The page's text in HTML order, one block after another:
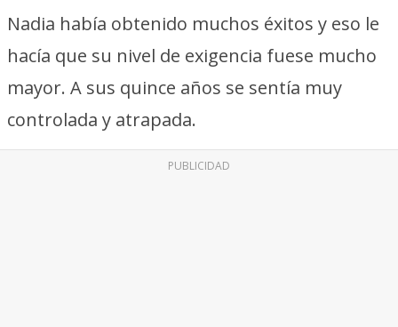
Nadia había obtenido muchos éxitos y eso le
hacía que su nivel de exigencia fuese mucho
mayor. A sus quince años se sentía muy
controlada y atrapada.
PUBLICIDAD